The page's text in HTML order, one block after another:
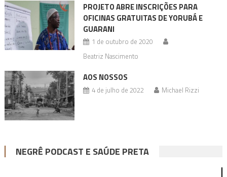
PROJETO ABRE INSCRIÇÕES PARA
OFICINAS GRATUITAS DE YORUBÁ E
GUARANI
1 de outubro de 2020
Beatriz Nascimento
AOS NOSSOS
4 de julho de 2022 Michael Rizzi
NEGRÊ PODCAST E SAÚDE PRETA